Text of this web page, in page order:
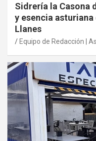
Sidrería la Casona
y esencia
Llanes
Equipo de Redacción |